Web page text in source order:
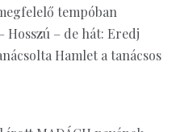
tempóban
Hosszú – de hát: Eredj
Hamlet a tanácsos